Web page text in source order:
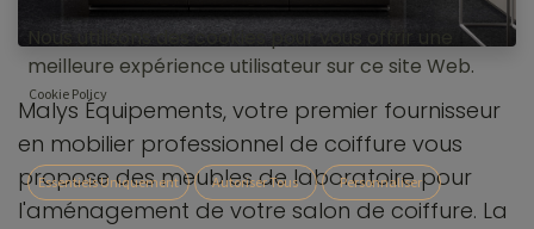
Malys Équipements, votre premier fournisseur
en mobilier professionnel de coiffure vous
propose des meubles de laboratoire pour
l'aménagement de votre salon de coiffure. La
Nous utilisons des cookies pour vous offrir une
meilleure expérience utilisateur sur ce site Web.
Cookie Policy
Essentiels Uniquement Autoriser Tous Personnaliser